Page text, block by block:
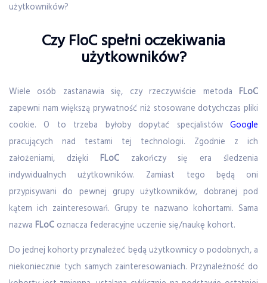
użytkowników?
Czy FloC spełni oczekiwania
użytkowników?
Wiele osób zastanawia się, czy rzeczywiście metoda FLoC
zapewni nam większą prywatność niż stosowane dotychczas pliki
cookie. O to trzeba byłoby dopytać specjalistów Google
pracujących nad testami tej technologii. Zgodnie z ich
założeniami, dzięki FLoCzakończy się era śledzenia
indywidualnych użytkowników. Zamiast tego będą oni
przypisywani do pewnej grupy użytkowników, dobranej pod
kątem ich zainteresowań. Grupy te nazwano kohortami. Sama
nazwa FLoC oznacza federacyjne uczenie się/naukę kohort.
Do jednej kohorty przynależeć będą użytkownicy o podobnych, a
niekoniecznie tych samych zainteresowaniach. Przynależność do